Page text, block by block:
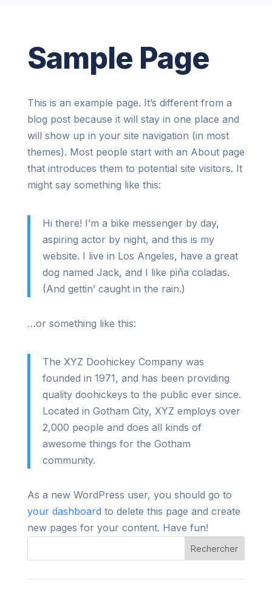
Sample Page
This is an example page. It’s different from a
blog post because it will stay in one place and
will show up in your site navigation (in most
themes). Most people start with an About page
that introduces them to potential site visitors. It
might say something like this:
Hi there! I’m a bike messenger by day,
aspiring actor by night, and this is my
website. I live in Los Angeles, have a great
dog named Jack, and I like piña coladas.
(And gettin’ caught in the rain.)
…or something like this:
The XYZ Doohickey Company was
founded in 1971, and has been providing
quality doohickeys to the public ever since.
Located in Gotham City, XYZ employs over
2,000 people and does all kinds of
awesome things for the Gotham
community.
As a new WordPress user, you should go to
your dashboard to delete this page and create
new pages for your content. Have fun!
Rechercher